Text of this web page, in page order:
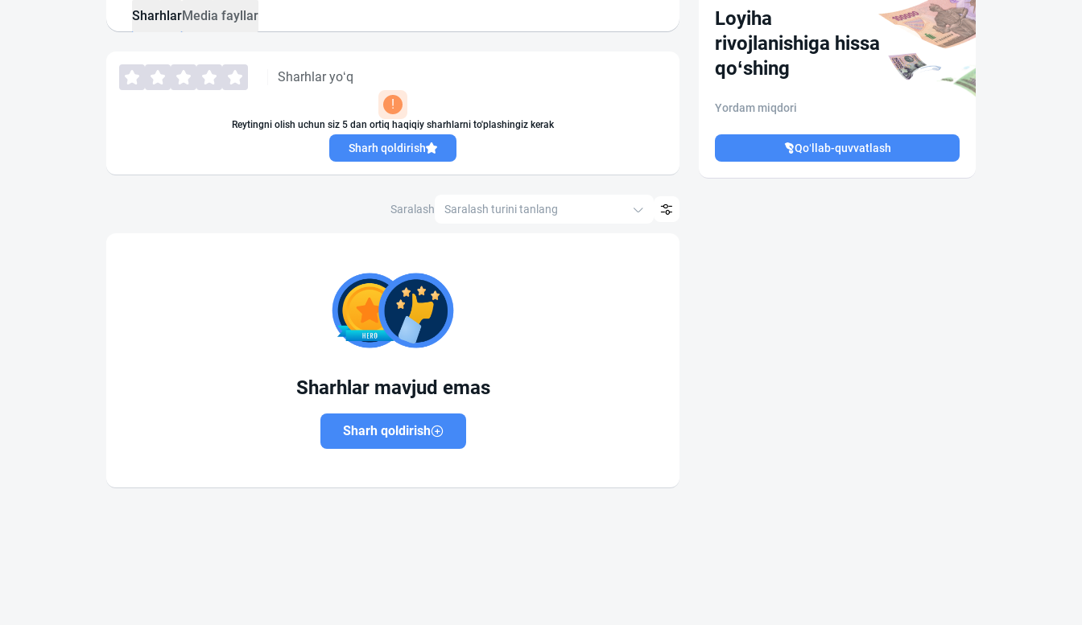
SharhlarMedia fayllar
Sharhlar yo‘q
!
Reytingni olish uchun siz 5 dan ortiq haqiqiy sharhlarni to'plashingiz kerak
Sharh qoldirish
Saralash Saralash turini tanlang
Sharhlar mavjud emas
Sharh qoldirish
Loyiha
rivojlanishiga hissa
qo‘shing
Yordam miqdori
Qo‘llab-quvvatlash